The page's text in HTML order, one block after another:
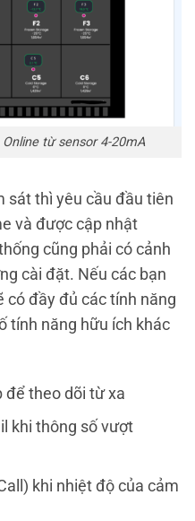
từ sensor 4-20mA
sát thì yêu cầu đầu tiên
và được cập nhật
cũng phải có cảnh
cài đặt. Nếu các bạn
có đầy đủ các tính năng
tính năng hữu ích khác
để theo dõi từ xa
khi thông số vượt
khi nhiệt độ của cảm